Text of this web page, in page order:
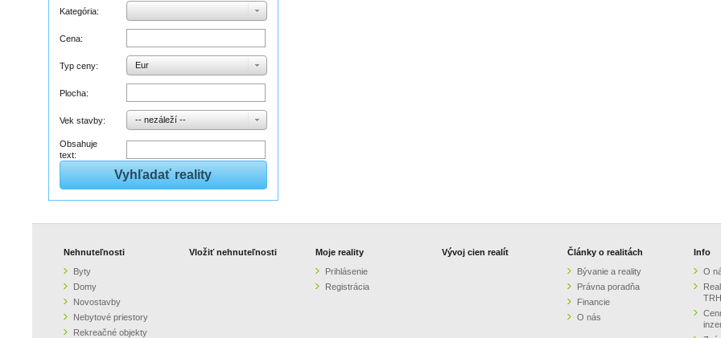
Kategória:
Cena:
Typ ceny: Eur
Plocha:
Vek stavby: -- nezáleží --
Obsahuje
text:
Nehnuteľnosti
Byty
Domy
Novostavby
Nebytové priestory
Rekreačné objekty
Vložiť nehnuteľnosti
Moje reality
Prihlásenie
Registrácia
Vývoj cien realít
Články o realitách
Bývanie a reality
Právna poradňa
Financie
O nás
Info
O